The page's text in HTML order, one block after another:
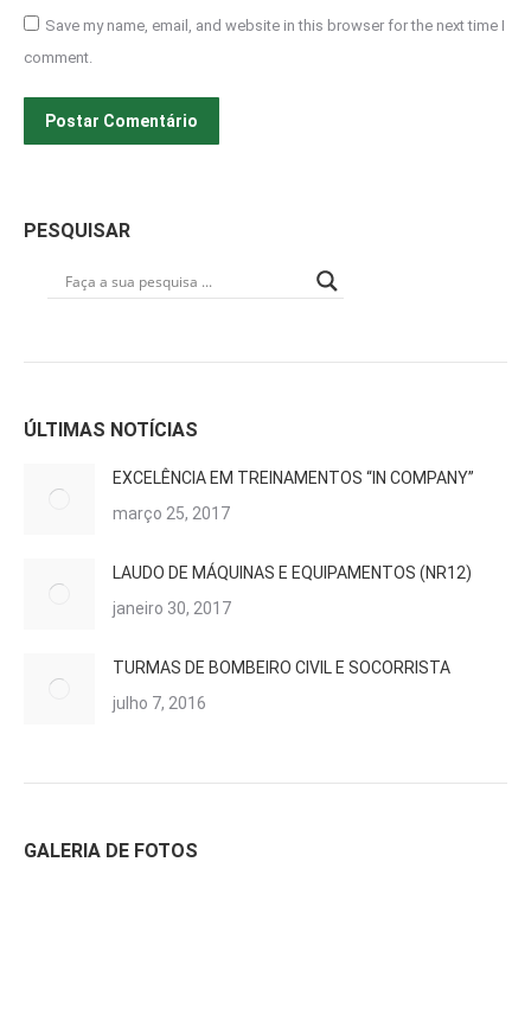
Save my name, email, and website in this browser for the next time I
comment.
Postar Comentário
PESQUISAR
ÚLTIMAS NOTÍCIAS
EXCELÊNCIA EM TREINAMENTOS “IN COMPANY”
março 25, 2017
LAUDO DE MÁQUINAS E EQUIPAMENTOS (NR12)
janeiro 30, 2017
TURMAS DE BOMBEIRO CIVIL E SOCORRISTA
julho 7, 2016
GALERIA DE FOTOS